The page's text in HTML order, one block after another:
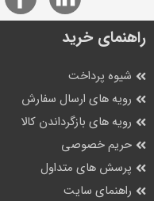
راهنمای خرید
شیوه پرداخت
رویه های ارسال سفارش
رویه های بازگرداندن کالا
حریم خصوصی
پرسش های متداول
راهنمای سایت